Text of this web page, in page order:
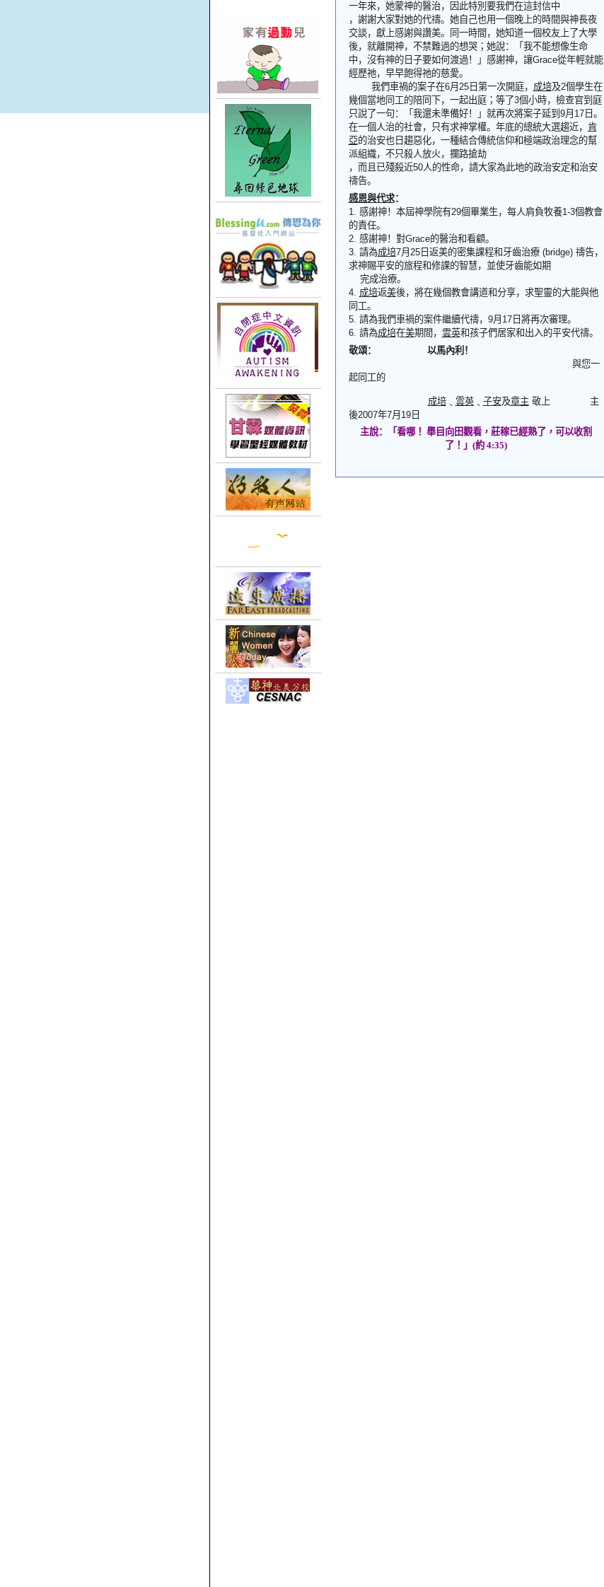
一年來，她蒙神的醫治，因此特別要我們在這封信中
，謝謝大家對她的代禱。她自己也用一個晚上的時間與神長夜
交談，獻上感謝與讚美。同一時間，她知道一個校友上了大學
後，就離開神，不禁難過的想哭； 她說：「我不能想像生命
中，沒有神的日子要如何渡過！」感謝神，讓Grace從年輕就能
經歷祂，早早飽得祂的慈愛。
我們車禍的案子在6月 25日第一次開庭， 成培及2個學生在
幾個當地同工的陪同下，一起出庭； 等了3個小時， 檢查官到庭
只說了一句：「我還未準備好！」就再次將案子延到 9月 17日。
在一個人治的社會，只有求神掌權。年底的總統大選趨近， 肯
亞的治安也日趨惡化，一種結合傳統信仰和極端政治理念的幫
派組織，不只殺人放火，攔路搶劫
，而且已殘殺近50人的性命，請大家為此地的政治安定和治安
禱告。
感恩與代求：
1. 感謝神！本屆神學院有29個畢業生，每人肩負牧養1-3個教會
的責任。
2. 感謝神！對Grace的醫治和看顧。
3. 請為成培7月 25日返美的密集課程和牙齒治療(bridge) 禱告，
求神賜平安的旅程和修課的智慧，並使牙齒能如期
完成治療。
4. 成培返美後，將在幾個教會講道和分享，求聖靈的大能與他
同工。
5. 請為我們車禍的案件繼續代禱， 9月 17日將再次審理。
6. 請為成培在美期間 ， 雲英和孩子們居家和出入的平安代禱。
敬頌： 以馬內利 ！
與您一
起同工的
成培﹑ 雲英﹑ 子安及章主 敬上
主
後2007年7月 19日
主說： 「看哪！ 舉目向田觀看 ， 莊稼已經熟了 ， 可以收割
了 ！ 」 (約 4:35)